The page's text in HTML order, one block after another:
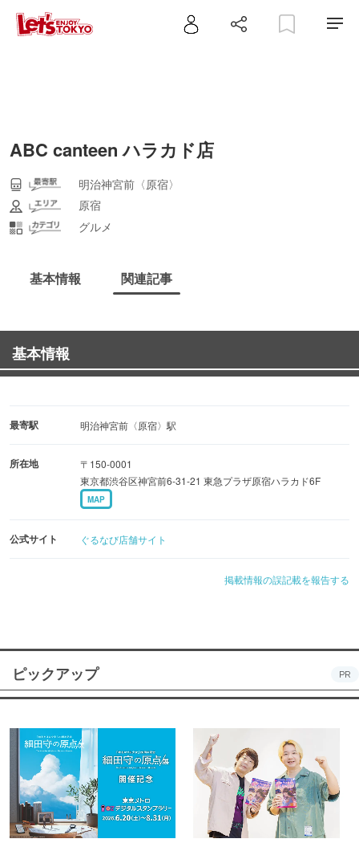
ABC canteen ハラカド店
明治神宮前〈原宿〉
原宿
グルメ
基本情報 関連記事
基本情報
最寄駅 明治神宮前〈原宿〉駅
所在地
〒150-0001
東京都渋谷区神宮前6-31-21 東急プラザ原宿ハラカド6F
MAP
公式サイト ぐるなび店舗サイト
掲載情報の誤記載を報告する
ピックアップ PR